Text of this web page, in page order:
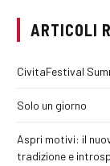
ARTICOLI
CivitaFestival
Solo un giorno
Aspri motivi: il
tradizione e